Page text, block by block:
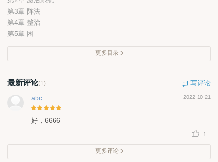
第3章 阵法
第4章 整治
第5章 困
更多目录
最新评论(1)
写评论
abc
2022-10-21
好，6666
1
更多评论